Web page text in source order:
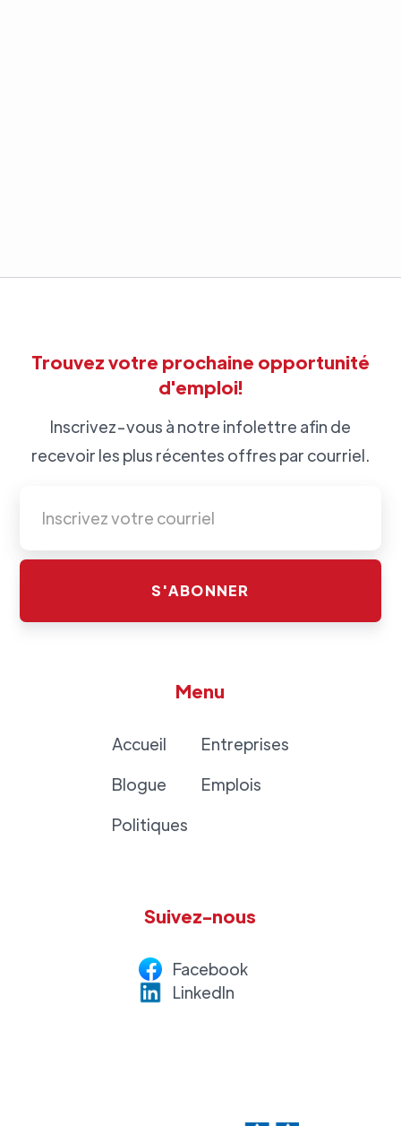
Trouvez votre prochaine opportunité
d'emploi!
Inscrivez-vous à notre infolettre afin de
recevoir les plus récentes offres par courriel.
Menu
Accueil
Blogue
Politiques
Entreprises
Emplois
Suivez-nous
Facebook
LinkedIn